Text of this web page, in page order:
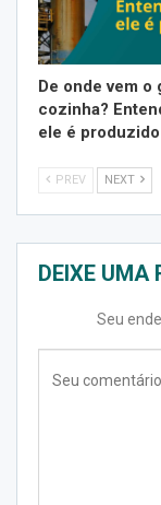
De onde vem o
cozinha?
ele é produzido
PREV NEXT
DEIXE UMA
Seu